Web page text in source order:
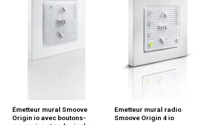
Émetteur mural Smoove
Origin io avec boutons-
Emetteur mural radio
Smoove Origin 4 io